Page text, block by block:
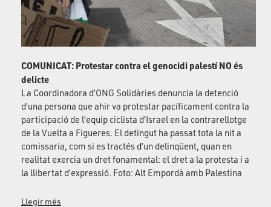
COMUNICAT: Protestar contra el genocidi palestí NO és
delicte
La Coordinadora d’ONG Solidàries denuncia la detenció
d’una persona que ahir va protestar pacíficament contra la
participació de l’equip ciclista d’Israel en la contrarellotge
de la Vuelta a Figueres. El detingut ha passat tota la nit a
comissaria, com si es tractés d’un delinqüent, quan en
realitat exercia un dret fonamental: el dret a la protesta i a
la llibertat d’expressió. Foto: Alt Empordà amb Palestina
Llegir més